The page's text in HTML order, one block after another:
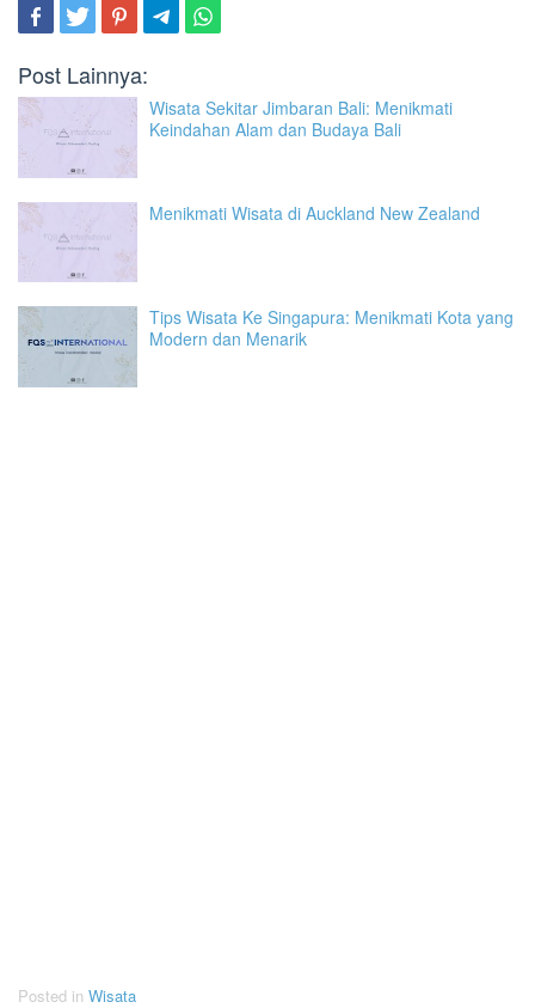
Post Lainnya:
Wisata Sekitar Jimbaran Bali: Menikmati
Keindahan Alam dan Budaya Bali
Menikmati Wisata di Auckland New Zealand
Tips Wisata Ke Singapura: Menikmati Kota yang
Modern dan Menarik
Posted in Wisata